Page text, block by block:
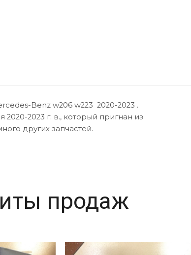
Benz w206 w223 2020-2023 .
2020-2023 г. в., который пригнан из
других запчастей.
продаж